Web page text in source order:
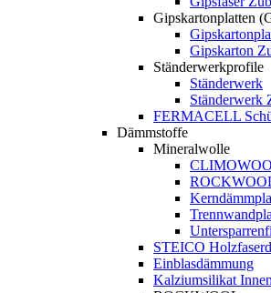
Gipskartonplatten
Gipskarton
Ständerwerkprofile
Ständerwerk
Ständerwerk
FERMACELL
Dämmstoffe
Mineralwolle
STEICO
Einblasdämmung
Kalziumsilikat